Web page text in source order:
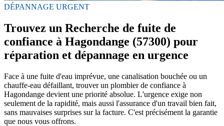
DÉPANNAGE URGENT
Trouvez un Recherche de fuite de
confiance à Hagondange (57300) pour
réparation et dépannage en urgence
Face à une fuite d'eau imprévue, une canalisation bouchée ou un
chauffe-eau défaillant, trouver un plombier de confiance à
Hagondange devient une priorité absolue. L'urgence exige non
seulement de la rapidité, mais aussi l'assurance d'un travail bien fait,
sans mauvaises surprises sur la facture. C'est précisément la garantie
que nous vous offrons.